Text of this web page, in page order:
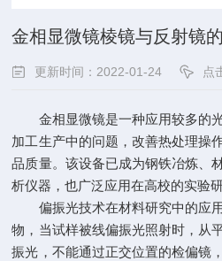
金相显微镜棱镜与反射镜
更新时间：2022-01-24 点
金相显微镜是一种应用较多的
加工生产中的问题，改善热处理操
品质量。该设备已成为钢铁冶炼、
析仪器，也广泛应用在高校的实验
偏振光技术在材料研究中的应
物，当试样被线偏振光照射时，从
振光，不能通过正交位置的检偏镜